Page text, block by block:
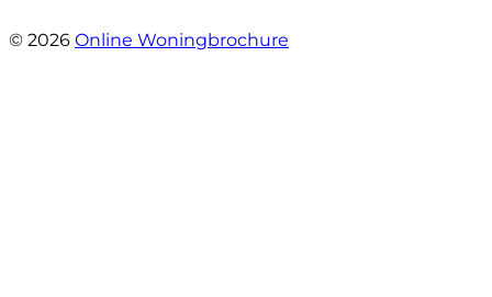
© 2026 Online Woningbrochure